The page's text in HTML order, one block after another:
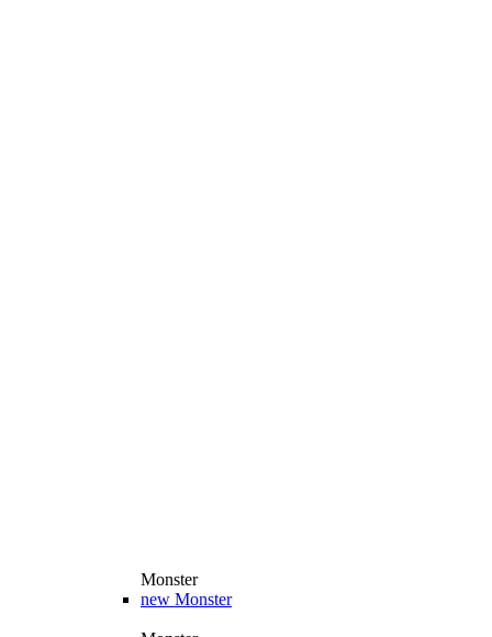
Monster
new Monster